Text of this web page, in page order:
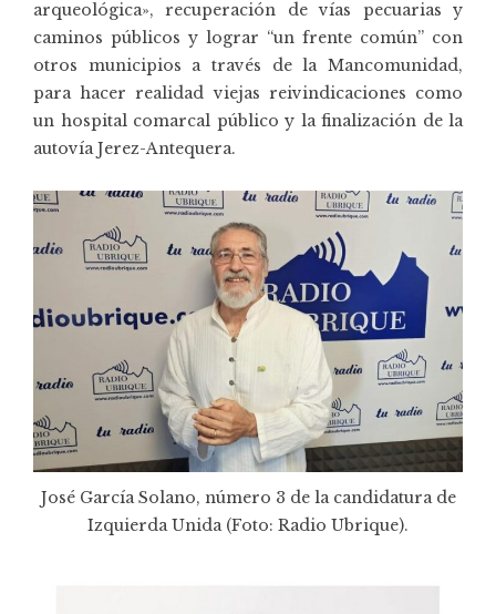
arqueológica», recuperación de vías pecuarias y
caminos públicos y lograr “un frente común” con
otros municipios a través de la Mancomunidad,
para hacer realidad viejas reivindicaciones como
un hospital comarcal público y la finalización de la
autovía Jerez-Antequera.
José García Solano, número 3 de la candidatura de
Izquierda Unida (Foto: Radio Ubrique).